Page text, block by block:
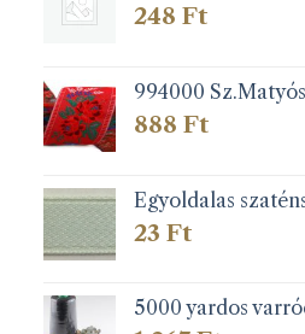
248 Ft
994000
888 Ft
Egyoldalas
23 Ft
5000 yardos